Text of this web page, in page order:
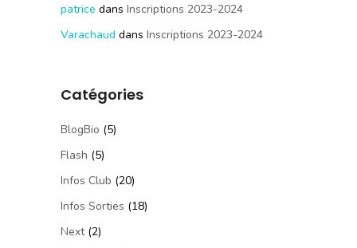
patrice dans Inscriptions 2023-2024
Varachaud dans Inscriptions 2023-2024
Catégories
BlogBio (5)
Flash (5)
Infos Club (20)
Infos Sorties (18)
Next(2)